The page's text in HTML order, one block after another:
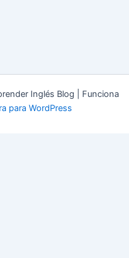
Inglés Blog | Funciona
para WordPress